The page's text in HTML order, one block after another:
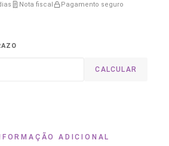
Nota fiscal Pagamento seguro
CALCULAR
ADICIONAL